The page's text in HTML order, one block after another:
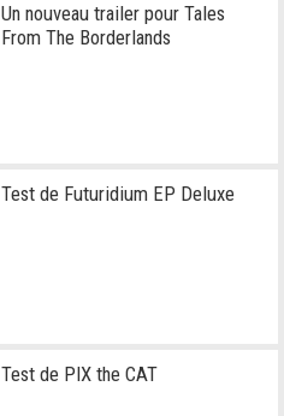
Un nouveau trailer pour Tales
From The Borderlands
Test de Futuridium EP Deluxe
Test de PIX the CAT